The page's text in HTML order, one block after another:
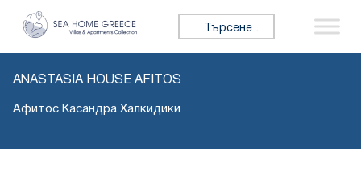
Търсене за:
ANASTASIA HOUSE AFITOS
Афитос Касандра Халкидики